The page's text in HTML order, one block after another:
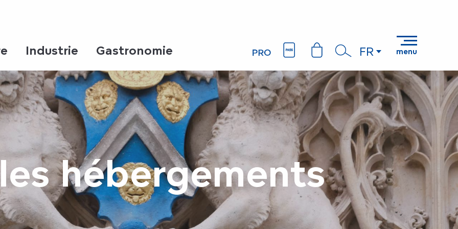
Recherche
FR menu
Industrie Gastronomie
hébergements